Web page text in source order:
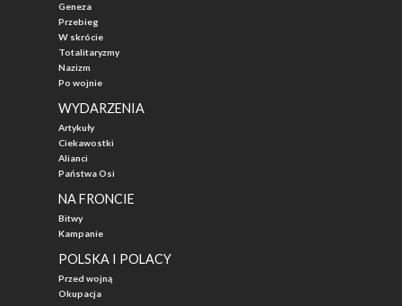
Geneza
Przebieg
W skrócie
Totalitaryzmy
Nazizm
Po wojnie
WYDARZENIA
Artykuły
Ciekawostki
Alianci
Państwa Osi
NA FRONCIE
Bitwy
Kampanie
POLSKA I POLACY
Przed wojną
Okupacja